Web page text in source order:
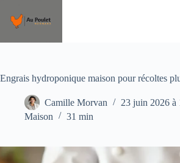
contenu
Engrais hydroponique maison pour récoltes
Camille Morvan
23 juin 2026 à
Maison
31 min